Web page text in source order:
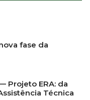
fase da
Projeto ERA: da
Técnica